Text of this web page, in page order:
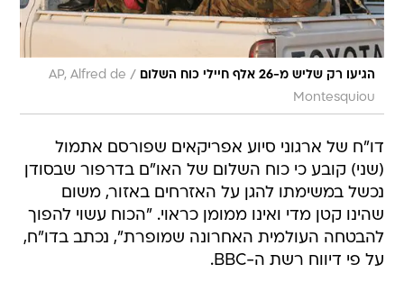
הגיעו רק שליש מ-26 אלף חיילי כוח השלום /
AP, Alfred de
Montesquiou
דו"ח של ארגוני סיוע אפריקאים שפורסם אתמול
(שני) קובע כי כוח השלום של האו"ם בדרפור שבסודן
נכשל במשימתו להגן על האזרחים באזור, משום
שהינו קטן מדי ואינו ממומן כראוי. "הכוח עשוי להפוך
להבטחה העולמית האחרונה שמופרת", נכתב בדו"ח,
על פי דיווח רשת ה-BBC.